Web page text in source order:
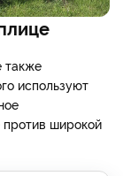
также
используют
широкой